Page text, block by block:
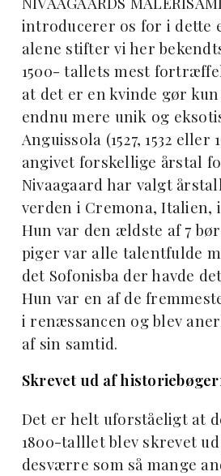
introducerer os for i dette
alene stifter vi her
1500- tallets mest
at det er en kvinde gør
endnu mere unik og
Anguissola (1527, 1532 eller
angivet forskellige årstal
Nivaagaard har valgt
verden i Cremona, Italien,
Hun var den ældste af 7
piger var alle talentfulde
det Sofonisba der havde
Hun var en af de
i renæssancen og blev
af sin samtid.
Skrevet ud af
Det er helt uforståeligt at
1800-talllet blev skrevet
desværre som så mange